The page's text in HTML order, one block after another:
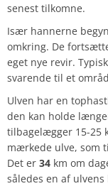
senest tilkomne.
Især hannerne
omkring. De
eget nye revir.
svarende til et
Ulven har en
den kan holde
tilbagelægger 15-25
mærkede ulve, som
Det er 34 km om
således en af